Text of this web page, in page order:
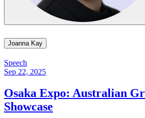
Joanna Kay​​​​‌ ‍ ​‍​‍‌‍ ‌ ​‍‌‍‍‌‌‍‌ ‌‍‍‌‌‍ ‍​‍​‍​ ‍‍​‍​‍‌ ​ ‌‍​‌‌‍ ‍‌‍‍‌‌ ‌​‌ ‍‌​‍ ‍‌‍‍‌‌‍ ​‍​‍​‍ ​​‍​‍‌‍‍​‌ ​‍‌‍‌‌‌‍‌‍​‍​‍​ ‍‍​‍​‍‌‍‍​‌ ‌​‌ ‌​‌ ​​​ ‍‍​‍ ​‍ ‌‍ ​‌‍ ‌‍​ ‌‍​‌‌‍ ​‌‍‍​‌‍ ‌ ​ ‌ ‌​​ ‍‍​ ​ ​ ​ ​ ​ ​ ​ ​‍ ‌‍‍‌‌‍ ‍‌ ‌​‌‍‌‌‌‍ ‍‌ ‌​​‍ ‌‍‌‌‌‍‌​‌‍‍‌‌ ‌​​‍ ‌‍ ‌‌‍ ‌‍‌​‌‍‌‌​ ‌‌ ​​‌ ​‍‌‍‌‌‌ ​ ‌‍‌‌‌‍ ‍‌ ‌​‌‍​‌‌ ‌​‌‍‍‌‌‍ ‌‍ ‍​ ‍ ‌‍‍‌‌‍‌​​ ‌​ ‌​​ ​‌​ ​‌​ ‌‌​ ‌ ​ ‌‍​ ​​​ ‍​​‍ ‌​ ‌‍‌‍‌​​ ‌​​ ​‌​‍ ‌​ ‌​​ ​ ​ ‌‌‌‍‌​​‍ ‌‌‍​‍‌‍‌​‌‍​ ​ ​‌​‍ ‌‌‍‌​​ ​‌​ ‌ ​ ‌ ​ ‌‍​ ‌‍‌‍​‍‌‍‌​‌‍‌‍‌‍‌​​ ​ ​ ‌‌​ ‍ ‌ ‌​‌ ‍‌‌ ​​‌‍‌‌​ ‌‌‍​‌‌ ‌‌‌ ‌​‌‍‍​‌‍ ‌ ​‍​ ‍ ‌ ​​‌‍​‌‌ ‌​‌‍‍​​ ‌‌‍ ‍‌‍​‌‌‍ ‌‌‍‌‌​ ‌‍​‍‌‍​‌‌ ​ ‌‍‌‌‌‌‌‌‌ ​‍‌‍ ​​ ‌‌‍‍​‌ ‌​‌ ‌​‌ ​​​‍‌‌​ ​ ‌​​‌​‍‌‌​ ​‍‌​‌‍​‍‌‌​ ​‍‌​‌‍‌‍ ​‌‍ ‌‍​ ‌‍​‌‌‍ ​‌‍‍​‌‍ ‌ ​ ‌ ‌​​‍‌‌​ ​ ‌​​‌​ ​ ​ ​ ​ ​ ​ ​ ​‍‌‍‌‍‍‌‌‍‌​​ ‌​ ‌​​ ​‌​ ​‌​ ‌‌​ ‌ ​ ‌‍​ ​​​ ‍​​‍ ‌​ ‌‍‌‍‌​​ ‌​​ ​‌​‍ ‌​ ‌​​ ​ ​ ‌‌‌‍‌​​‍ ‌‌‍​‍‌‍‌​‌‍​ ​ ​‌​‍ ‌‌‍‌​​ ​‌​ ‌ ​ ‌ ​ ‌‍​ ‌‍‌‍​‍‌‍‌​‌‍‌‍‌‍‌​​ ​ ​ ‌‌​‍‌‍‌ ‌​‌ ‍‌‌ ​​‌‍‌‌​ ‌‌‍​‌‌ ‌‌‌ ‌​‌‍‍​‌‍ ‌ ​‍​‍‌‍‌ ​​‌‍​‌‌ ‌​‌‍‍​​ ‌‌‍ ‍‌‍​‌‌‍ ‌‌‍‌‌​‍‌‍‌ ​​‌‍‌‌‌ ​‍‌ ​ ‌ ​​‌‍‌‌‌‍​ ‌ ‌​‌‍‍‌‌ ‌‍‌‍‌‌​ ‌‌ ​​‌ ‌‌‌‍​‍‌‍ ​‌‍‍‌‌ ​ ‌‍‍​‌‍‌‌‌‍‌​​‍​‍‌ ‌
Speech
Sep 22, 2025
Osaka Expo: Australian
Showcase​​​​‌ ‍ ​‍​‍‌‍ ‌ ​‍‌‍‍‌‌‍‌ ‌‍‍‌‌‍ ‍​‍​‍​ ‍‍​‍​‍‌ ​ ‌‍​‌‌‍ ‍‌‍‍‌‌ ‌​‌ ‍‌​‍ ‍‌‍‍‌‌‍ ​‍​‍​‍ ​​‍​‍‌‍‍​‌ ​‍‌‍‌‌‌‍‌‍​‍​‍​ ‍‍​‍​‍‌‍‍​‌ ‌​‌ ‌​‌ ​​​ ‍‍​‍ ​‍ ‌‍ ​‌‍ ‌‍​ ‌‍​‌‌‍ ​‌‍‍​‌‍ ‌ ​ ‌ ‌​​ ‍‍​ ​ ​ ​ ​ ​ ​ ​ ​‍ ‌‍‍‌‌‍ ‍‌ ‌​‌‍‌‌‌‍ ‍‌ ‌​​‍ ‌‍‌‌‌‍‌​‌‍‍‌‌ ‌​​‍ ‌‍ ‌‌‍ ‌‍‌​‌‍‌‌​ ‌‌ ​​‌ ​‍‌‍‌‌‌ ​ ‌‍‌‌‌‍ ‍‌ ‌​‌‍​‌‌ ‌​‌‍‍‌‌‍ ‌‍ ‍​ ‍ ‌‍‍‌‌‍‌​​ ‌​ ‍​​ ‍‌​ ‌ ‌‍‌‌​ ‌ ​ ‍‌​ ‍​​ ‍‌​‍ ‌‌‍​ ‌‍​ ​ ​‍‌‍​‍​‍ ‌​ ‌​​ ‌‍​ ‌‌‌‍​‌​‍ ‌‌‍​‍‌‍‌‍​ ​‍​ ‍​​‍ ‌​ ​‍​ ​ ​ ‍‌‌‍​ ​ ‍​‌‍​‌​ ‍‌‌‍‌‌‌‍​ ​ ‍​​ ‌‍​ ‌ ​ ‍ ‌ ‌​‌ ‍‌‌ ​​‌‍‌‌​ ‌‌‍ ‍‌‍‌‌‌ ‌ ‌ ​ ​ ‍ ‌ ​​‌‍​‌‌ ‌​‌‍‍​​ ‌‌ ‌​‌‍‍‌‌ ‌​‌‍ ​‌‍‌‌​ ‌‍​‍‌‍​‌‌ ​ ‌‍‌‌‌‌‌‌‌ ​‍‌‍ ​​ ‌‌‍‍​‌ ‌​‌ ‌​‌ ​​​‍‌‌​ ​ ‌​​‌​‍‌‌​ ​‍‌​‌‍​‍‌‌​ ​‍‌​‌‍‌‍ ​‌‍ ‌‍​ ‌‍​‌‌‍ ​‌‍‍​‌‍ ‌ ​ ‌ ‌​​‍‌‌​ ​ ‌​​‌​ ​ ​ ​ ​ ​ ​ ​ ​‍‌‍‌‍‍‌‌‍‌​​ ‌​ ‍​​ ‍‌​ ‌ ‌‍‌‌​ ‌ ​ ‍‌​ ‍​​ ‍‌​‍ ‌‌‍​ ‌‍​ ​ ​‍‌‍​‍​‍ ‌​ ‌​​ ‌‍​ ‌‌‌‍​‌​‍ ‌‌‍​‍‌‍‌‍​ ​‍​ ‍​​‍ ‌​ ​‍​ ​ ​ ‍‌‌‍​ ​ ‍​‌‍​‌​ ‍‌‌‍‌‌‌‍​ ​ ‍​​ ‌‍​ ‌ ​‍‌‍‌ ‌​‌ ‍‌‌ ​​‌‍‌‌​ ‌‌‍ ‍‌‍‌‌‌ ‌ ‌ ​ ​‍‌‍‌ ​​‌‍​‌‌ ‌​‌‍‍​​ ‌‌ ‌​‌‍‍‌‌ ‌​‌‍ ​‌‍‌‌​‍‌‍‌ ​​‌‍‌‌‌ ​‍‌ ​ ‌ ​​‌‍‌‌‌‍​ ‌ ‌​‌‍‍‌‌ ‌‍‌‍‌‌​ ‌‌ ​​‌ ‌‌‌‍​‍‌‍ ​‌‍‍‌‌ ​ ‌‍‍​‌‍‌‌‌‍‌​​‍​‍‌ ‌